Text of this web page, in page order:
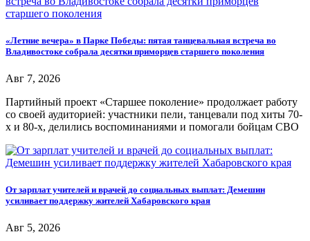
«Летние вечера» в Парке Победы: пятая танцевальная встреча во
Владивостоке собрала десятки приморцев старшего поколения
Авг 7, 2026
Партийный проект «Старшее поколение» продолжает работу
со своей аудиторией: участники пели, танцевали под хиты 70-
х и 80-х, делились воспоминаниями и помогали бойцам СВО
От зарплат учителей и врачей до социальных выплат: Демешин
усиливает поддержку жителей Хабаровского края
Авг 5, 2026